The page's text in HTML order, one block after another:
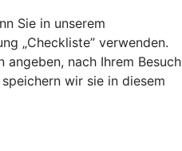
Sie in unserem
„Checkliste” verwenden.
nach Ihrem Besuch
wir sie in diesem